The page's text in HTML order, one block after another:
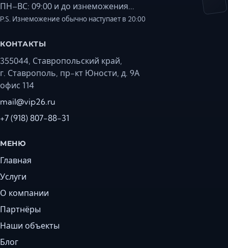
ПН–ВС: 09:00 и до изнеможения...
P.S. Изнеможение обычно наступает в 20:00
КОНТАКТЫ
355044, Ставропольский край,
г. Ставрополь, пр-кт Юности, д. 9А
офис 114
mail@vip26.ru
+7 (918) 807-88-31
МЕНЮ
Главная
Услуги
О компании
Партнёры
Наши объекты
Блог